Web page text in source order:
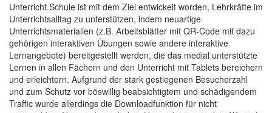
Unterricht.Schule ist mit dem Ziel entwickelt worden, Lehrkräfte im
Unterrichtsalltag zu unterstützen, indem neuartige
Unterrichtsmaterialien (z.B. Arbeitsblätter mit QR-Code mit dazu
gehörigen interaktiven Übungen sowie andere interaktive
Lernangebote) bereitgestellt werden, die das medial unterstützte
Lernen in allen Fächern und den Unterricht mit Tablets bereichern
und erleichtern. Aufgrund der stark gestiegenen Besucherzahl
und zum Schutz vor böswillig beabsichtigtem und schädigendem
Traffic wurde allerdings die Downloadfunktion für nicht